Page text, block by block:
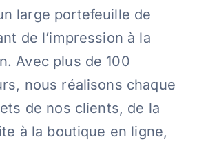
large portefeuille de
de l’impression à la
Avec plus de 100
nous réalisons chaque
de nos clients, de la
à la boutique en ligne,